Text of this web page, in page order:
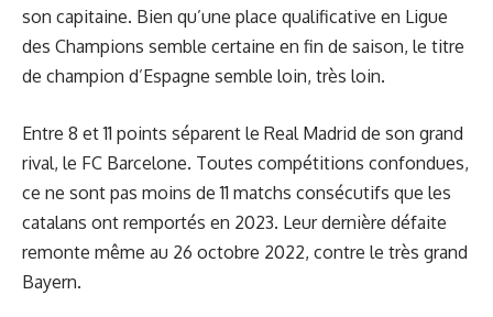
son capitaine. Bien qu’une place qualificative en Ligue
des Champions semble certaine en fin de saison, le titre
de champion d’Espagne semble loin, très loin.
Entre 8 et 11 points séparent le Real Madrid de son grand
rival, le FC Barcelone. Toutes compétitions confondues,
ce ne sont pas moins de 11 matchs consécutifs que les
catalans ont remportés en 2023. Leur dernière défaite
remonte même au 26 octobre 2022, contre le très grand
Bayern.